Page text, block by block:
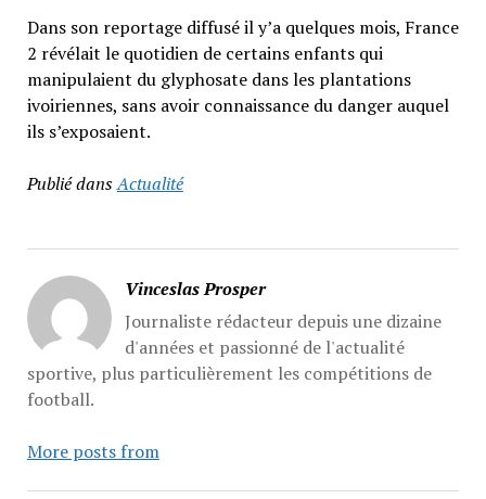
Dans son reportage diffusé il y’a quelques mois, France
2 révélait le quotidien de certains enfants qui
manipulaient du glyphosate dans les plantations
ivoiriennes, sans avoir connaissance du danger auquel
ils s’exposaient.
Publié dansActualité
Vinceslas Prosper
Journaliste rédacteur depuis une dizaine
d'années et passionné de l'actualité
sportive, plus particulièrement les compétitions de
football.
More posts from